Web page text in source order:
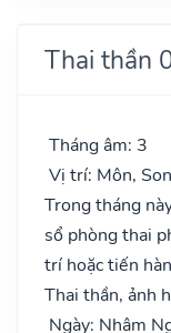
Thai thần
Tháng âm: 3
Vị trí: Môn,
Trong tháng
sổ phòng thai
trí hoặc tiến
Thai thần, ảnh
Ngày: Nhâm